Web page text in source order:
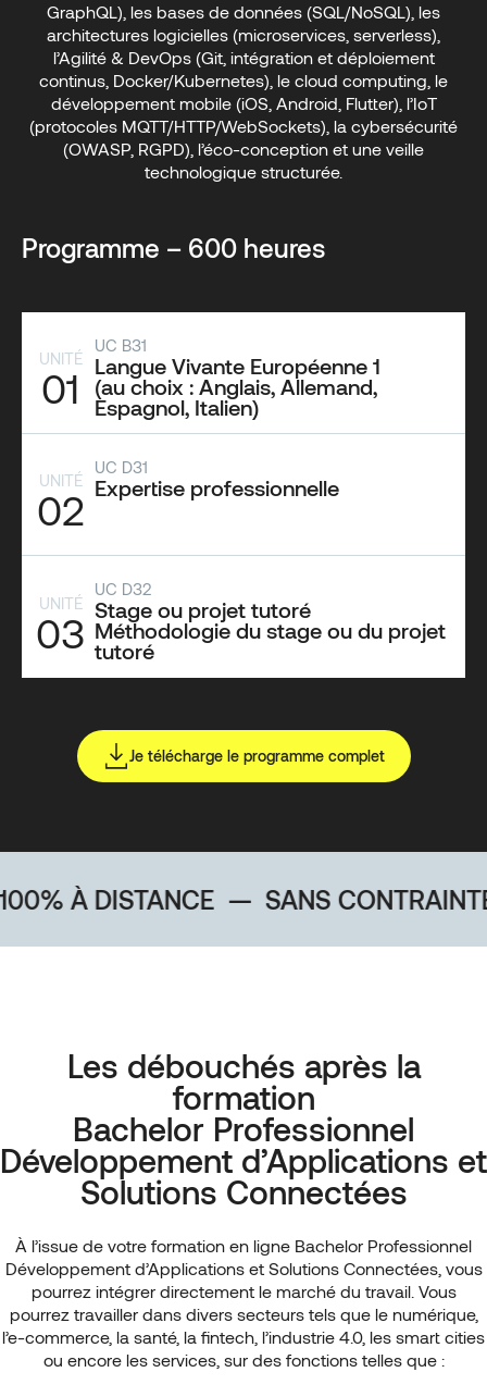
GraphQL), les bases de données (SQL/NoSQL), les
architectures logicielles (microservices, serverless),
l’Agilité & DevOps (Git, intégration et déploiement
continus, Docker/Kubernetes), le cloud computing, le
développement mobile (iOS, Android, Flutter), l’IoT
(protocoles MQTT/HTTP/WebSockets), la cybersécurité
(OWASP, RGPD), l’éco-conception et une veille
technologique structurée.
Programme – 600 heures
UNITÉ
01
UC B31
Langue Vivante Européenne 1
(au choix : Anglais, Allemand,
Espagnol, Italien)
UNITÉ
02
UC D31
Expertise professionnelle
UNITÉ
03
UC D32
Stage ou projet tutoré
Méthodologie du stage ou du projet
tutoré
Je télécharge le programme complet
— SANS CONTRAINTE
Les débouchés après la
formation
Bachelor Professionnel
Développement d’Applications et
Solutions Connectées
À l’issue de votre formation en ligne Bachelor Professionnel
Développement d’Applications et Solutions Connectées, vous
pourrez intégrer directement le marché du travail. Vous
pourrez travailler dans divers secteurs tels que le numérique,
l’e-commerce, la santé, la fintech, l’industrie 4.0, les smart cities
ou encore les services, sur des fonctions telles que :